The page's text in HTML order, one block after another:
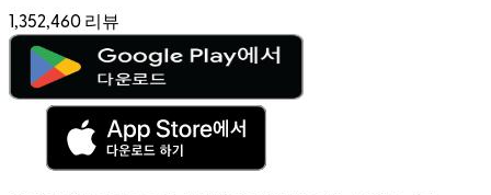
1,352,460 리뷰